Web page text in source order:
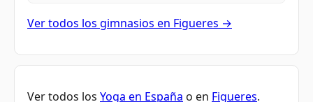
Ver todos los gimnasios en Figueres →
Ver todos los Yoga en España o en Figueres.